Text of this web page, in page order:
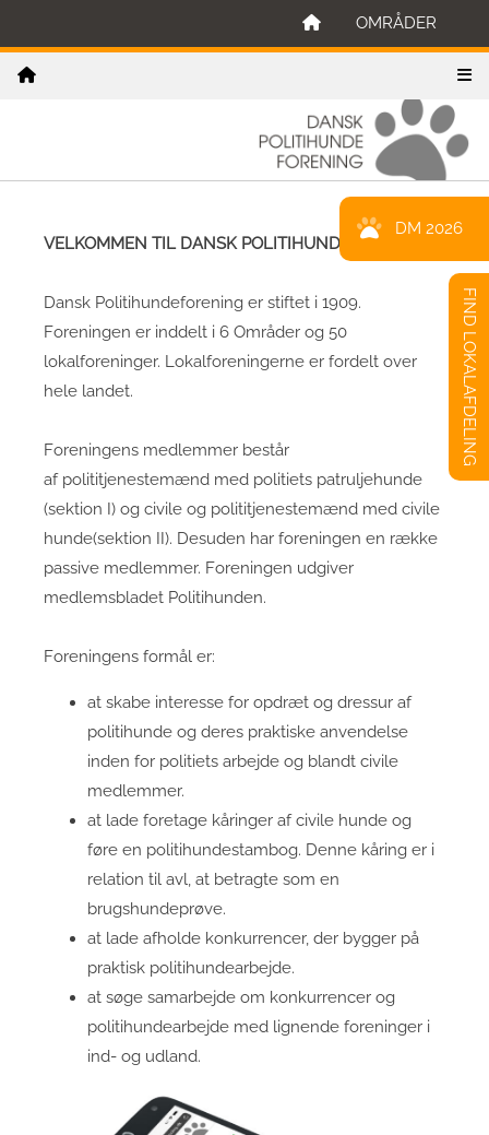
OMRÅDER
VELKOMMEN TIL DANSK POLITIHUNDEFORENING
Dansk Politihundeforening er stiftet i 1909.
Foreningen er inddelt i 6 Områder og 50
lokalforeninger. Lokalforeningerne er fordelt over
hele landet.
Foreningens medlemmer består
af polititjenestemænd med politiets patruljehunde
(sektion I) og civile og polititjenestemænd med civile
hunde(sektion II). Desuden har foreningen en række
passive medlemmer. Foreningen udgiver
medlemsbladet Politihunden.
Foreningens formål er:
at skabe interesse for opdræt og dressur af
politihunde og deres praktiske anvendelse
inden for politiets arbejde og blandt civile
medlemmer.
at lade foretage kåringer af civile hunde og
føre en politihundestambog. Denne kåring er i
relation til avl, at betragte som en
brugshundeprøve.
at lade afholde konkurrencer, der bygger på
praktisk politihundearbejde.
at søge samarbejde om konkurrencer og
politihundearbejde med lignende foreninger i
ind- og udland.
DM 2026
FIND LOKALAFDELING